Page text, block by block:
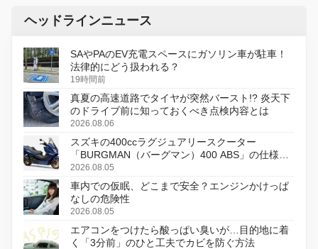
ヘッドラインニュース
SAやPAのEV充電スペースにガソリン車が駐車！
法律的にどう扱われる？
19時間前
真夏の高速道路でタイヤが突然バースト!? 炎天下
のドライブ前に知っておくべき点検内容とは
2026.08.06
スズキの400ccラグジュアリースクーター
「BURGMAN（バーグマン）400 ABS」の仕様を
変更し、8月18日に発売
2026.08.05
車内での仮眠、どこまで安全？エンジンかけっぱ
なしの危険性
2026.08.05
エアコンをつけたら酸っぱい臭いが…目的地に着
く「3分前」のひと工夫でカビを防ぐ方法